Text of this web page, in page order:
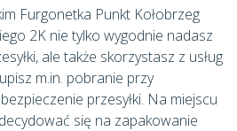
Furgonetka Punkt Kołobrzeg
2K nie tylko wygodnie nadasz
ale także skorzystasz z usług
m.in. pobranie przy
przesyłki. Na miejscu
się na zapakowanie